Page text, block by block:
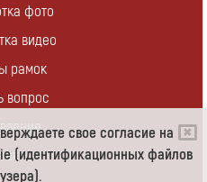
свое согласие на
(идентификационных файлов
фото
видео
рамок
вопрос